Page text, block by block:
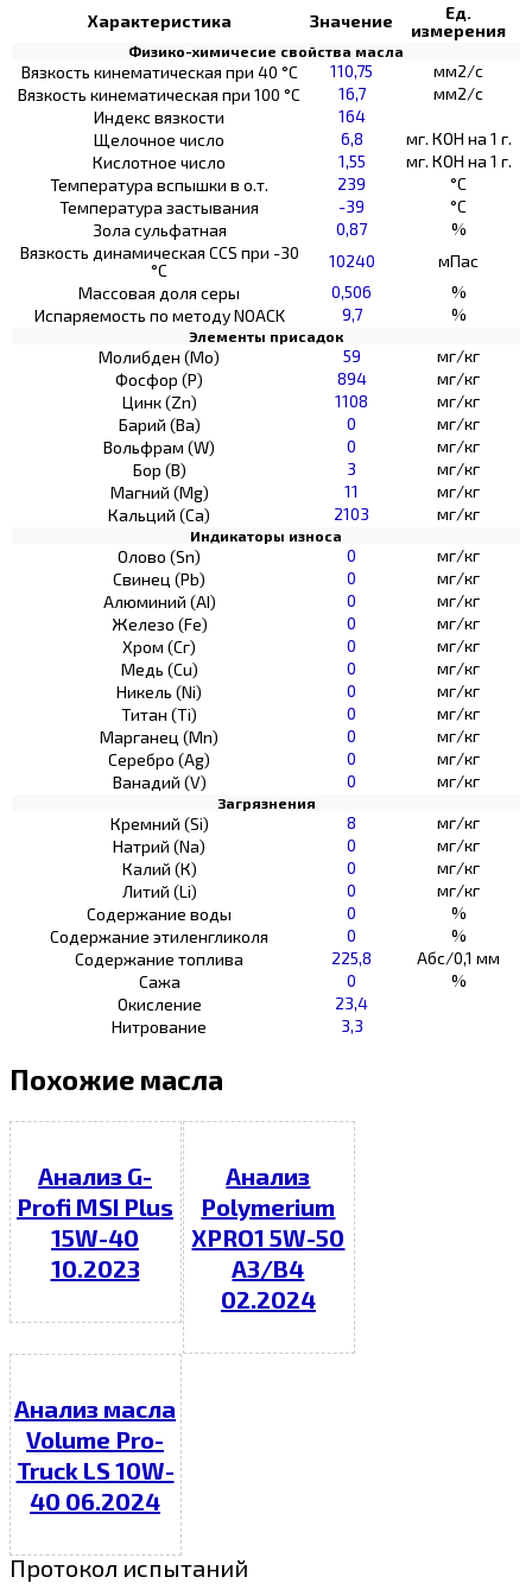
Характеристика Значение
Ед.
измерения
Физико-химичесие свойства масла
Вязкость кинематическая при 40 °С 110,75
мм2/с
Вязкость кинематическая при 100 °С
16,7
мм2/с
Индекс вязкости
164
Щелочное число
6,8
мг. КОН на 1 г.
Кислотное число
1,55
мг. КОН на 1 г.
Температура вспышки в о.т.
239
°C
Температура застывания
-39
°C
Зола сульфатная
0,87
%
Вязкость динамическая CCS при -30
°С
10240
мПас
Массовая доля серы
0,506
%
Испаряемость по методу NOACK
9,7 %
Элементы присадок
Молибден (Мо) 59
мг/кг
Фосфор (Р)
894
мг/кг
Цинк (Zn)
1108
мг/кг
Барий (Ва)
0
мг/кг
Вольфрам (W)
0
мг/кг
Бор (В)
3
мг/кг
Магний (Mg)
11
мг/кг
Кальций (Са)
2103 мг/кг
Индикаторы износа
Олово (Sn) 0
мг/кг
Свинец (Pb)
0
мг/кг
Алюминий (AI)
0
мг/кг
Железо (Fe)
0
мг/кг
Хром (Сг)
0
мг/кг
Медь (Cu)
0
мг/кг
Никель (Ni)
0
мг/кг
Титан (Ti)
0
мг/кг
Марганец (Mn)
0
мг/кг
Серебро (Ag)
0
мг/кг
Ванадий (V)
0 мг/кг
Загрязнения
Кремний (Si) 8
мг/кг
Натрий (Na)
0
мг/кг
Калий (К)
0
мг/кг
Литий (Li)
0
мг/кг
Содержание воды
0
%
Содержание этиленгликоля
0
%
Содержание топлива
225,8
Абс/0,1 мм
Сажа
0
%
Окисление
23,4
Нитрование
3,3
Похожие масла
Анализ G-
Profi MSI Plus
15W-40
10.2023
Анализ
Polymerium
XPRO1 5W-50
A3/B4
02.2024
Анализ масла
Volume Pro-
Truck LS 10W-
40 06.2024
Протокол испытаний